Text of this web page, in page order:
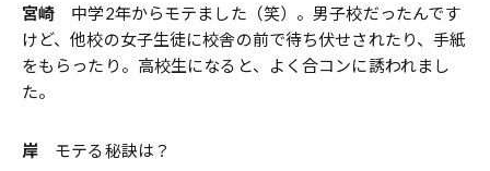
宮崎 中学2年からモテました（笑）。男子校だったんです
けど、他校の女子生徒に校舎の前で待ち伏せされたり、手紙
をもらったり。高校生になると、よく合コンに誘われまし
た。
岸 モテる秘訣は？